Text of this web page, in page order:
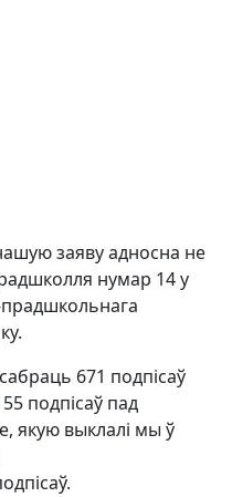
заяву адносна не
нумар 14 у
671 подпісаў
подпісаў пад
якую выклалі мы ў